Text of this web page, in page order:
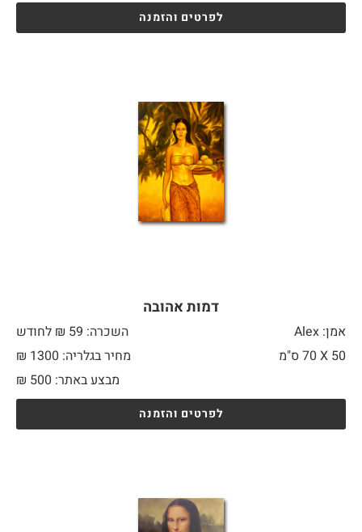
לפרטים והזמנה
דמות אהובה
אמן: Alex
השכרה: 59 ₪ לחודש
50 X
מחיר בגלריה: 1300 ₪
מבצע באתר:
₪ 500
לפרטים והזמנה